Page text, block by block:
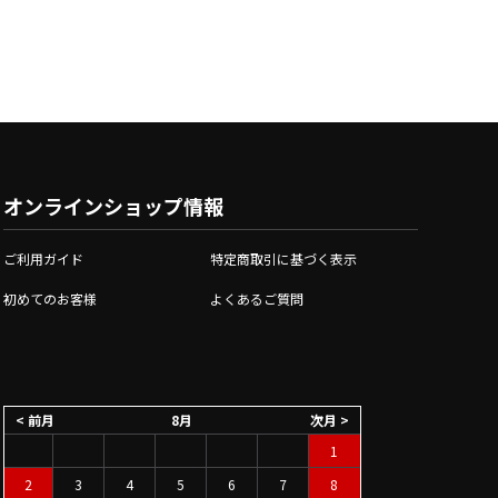
オンラインショップ情報
ご利用ガイド 特定商取引に基づく表示
初めてのお客様 よくあるご質問
8月
< 前月
次月 >
1
2
3 4 5 6 7 8